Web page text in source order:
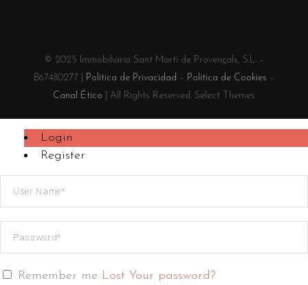
© 2025 Immobiliària Sant Martí de Provençals, S.L. –
B67480277 |
Política de Privacidad – Política de Cookies –
Canal Ético | All Rights Reserved. Select Themes
Login
Register
Remember me Lost Your password?